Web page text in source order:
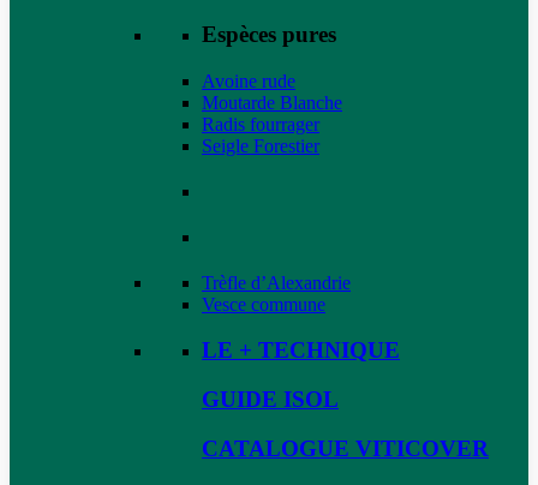
Espèces pures
Avoine rude
Moutarde Blanche
Radis fourrager
Seigle Forestier
Trèfle d’Alexandrie
Vesce commune
LE + TECHNIQUE
GUIDE ISOL
CATALOGUE VITICOVER